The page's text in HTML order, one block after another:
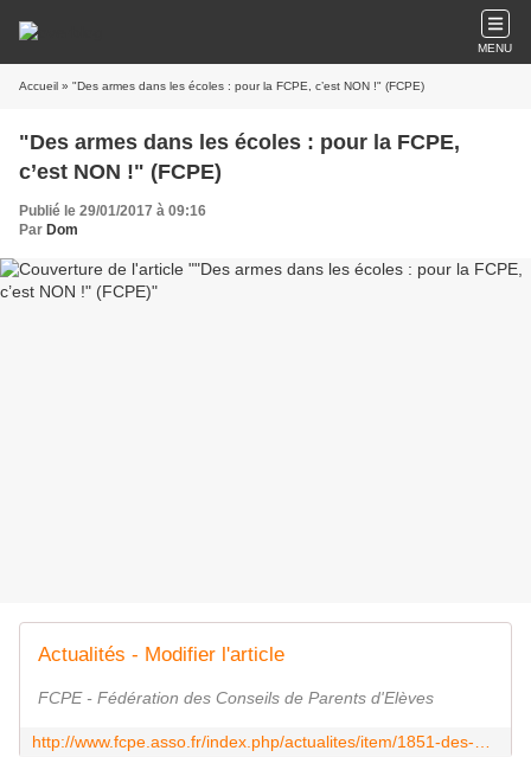
MENU
Accueil » "Des armes dans les écoles : pour la FCPE, c’est NON !" (FCPE)
"Des armes dans les écoles : pour la FCPE,
c’est NON !" (FCPE)
Publié le 29/01/2017 à 09:16
Par Dom
Actualités - Modifier l'article
FCPE - Fédération des Conseils de Parents d'Elèves